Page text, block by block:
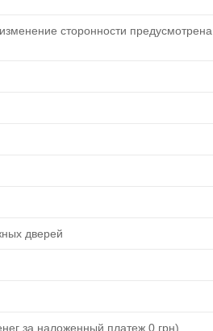
сторонности предусмотрена
дверей
за наложенный платеж 0 грн)